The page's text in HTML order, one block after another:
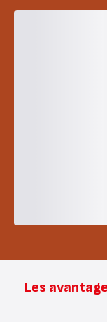
Les